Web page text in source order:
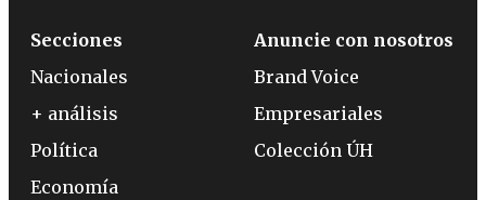
Secciones
Nacionales
+ análisis
Política
Economía
Anuncie con nosotros
Brand Voice
Empresariales
Colección ÚH